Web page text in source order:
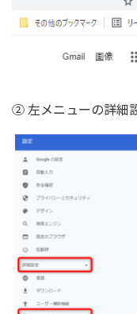
② 左メニューの詳細